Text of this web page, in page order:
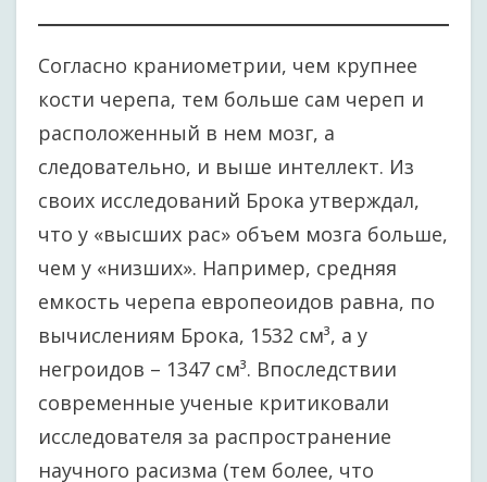
Согласно краниометрии, чем крупнее
кости черепа, тем больше сам череп и
расположенный в нем мозг, а
следовательно, и выше интеллект. Из
своих исследований Брока утверждал,
что у «высших рас» объем мозга больше,
чем у «низших». Например, средняя
емкость черепа европеоидов равна, по
вычислениям Брока, 1532 см³, а у
негроидов – 1347 см³. Впоследствии
современные ученые критиковали
исследователя за распространение
научного расизма (тем более, что